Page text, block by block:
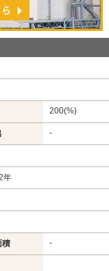
200(%)
-
年
積 -